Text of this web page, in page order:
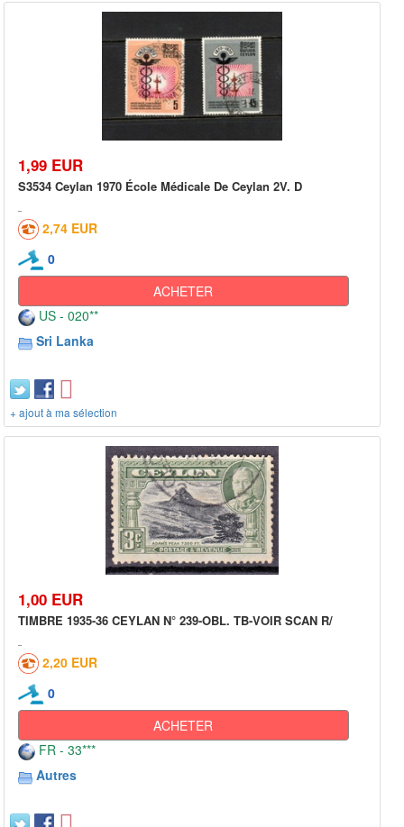
1,99 EUR
S3534 Ceylan 1970 École Médicale De Ceylan 2V. D
2,74 EUR
0
ACHETER
US - 020**
Sri Lanka
+ ajout à ma sélection
1,00 EUR
TIMBRE 1935-36 CEYLAN N° 239-OBL. TB-VOIR SCAN R/
2,20 EUR
0
ACHETER
FR - 33***
Autres